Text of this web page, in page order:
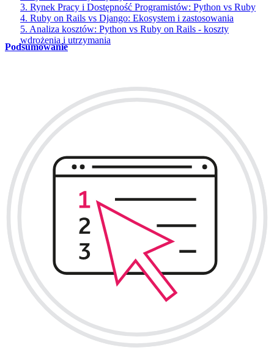
3. Rynek Pracy i Dostępność Programistów: Python vs Ruby
4. Ruby on Rails vs Django: Ekosystem i zastosowania
5. Analiza kosztów: Python vs Ruby on Rails - koszty
wdrożenia i utrzymania
Podsumowanie